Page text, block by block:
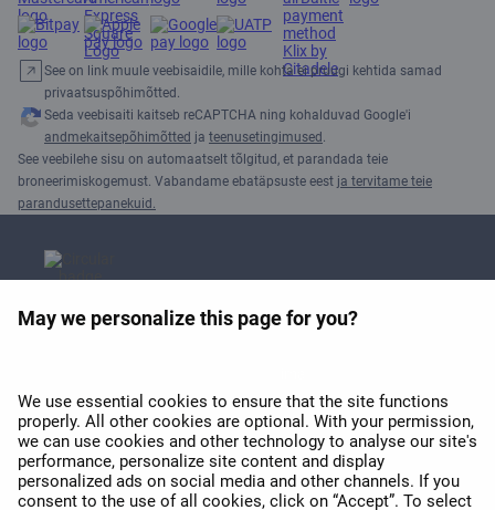
May we personalize this page for you?
We use essential cookies to ensure that the site functions
properly. All other cookies are optional. With your permission,
we can use cookies and other technology to analyse our site's
performance, personalize site content and display
personalized ads on social media and other channels. If you
consent to the use of all cookies, click on “Accept”. To select
See on link muule veebisaidile, mille kohta ei pruugi kehtida samad
privaatsuspõhimõtted.
Seda veebisaiti kaitseb reCAPTCHA ning kohalduvad Google'i
andmekaitsepõhimõtted ja teenusetingimused .
See veebilehe sisu on automaatselt tõlgitud, et parandada teie
broneerimiskogemust. Vabandame ebatäpsuste eest ja tervitame teie
parandusettepanekuid.
Wi-Fi auhind